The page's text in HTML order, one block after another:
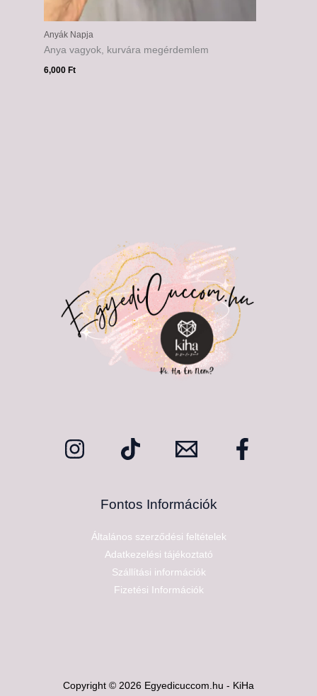
Anyák Napja
Anya vagyok, kurvára megérdemlem
6,000Ft
Fontos Információk
Általános szerződési feltételek
Adatkezelési tájékoztató
Szállítási információk
Fizetési Információk
Copyright © 2026 Egyedicuccom.hu - KiHa